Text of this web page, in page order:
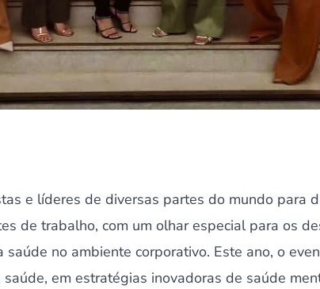
e líderes de diversas partes do mundo para
de trabalho, com um olhar especial para os
saúde no ambiente corporativo. Este ano, o
em estratégias inovadoras de saúde